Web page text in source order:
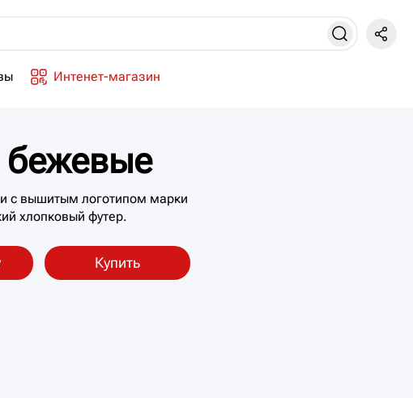
Интенет-магазин
с вышитым логотипом марки
хлопковый футер.
Купить